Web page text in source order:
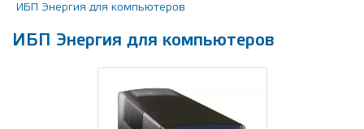
ИБП Энергия для компьютеров
ИБП Энергия для компьютеров